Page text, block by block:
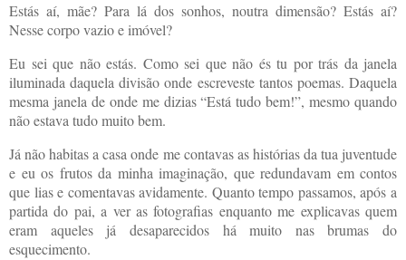
Estás aí, mãe? Para lá dos sonhos, noutra dimensão? Estás aí?
Nesse corpo vazio e imóvel?
Eu sei que não estás. Como sei que não és tu por trás da janela
iluminada daquela divisão onde escreveste tantos poemas. Daquela
mesma janela de onde me dizias “Está tudo bem!”, mesmo quando
não estava tudo muito bem.
Já não habitas a casa onde me contavas as histórias da tua juventude
e eu os frutos da minha imaginação, que redundavam em contos
que lias e comentavas avidamente. Quanto tempo passamos, após a
partida do pai, a ver as fotografias enquanto me explicavas quem
eram aqueles já desaparecidos há muito nas brumas do
esquecimento.